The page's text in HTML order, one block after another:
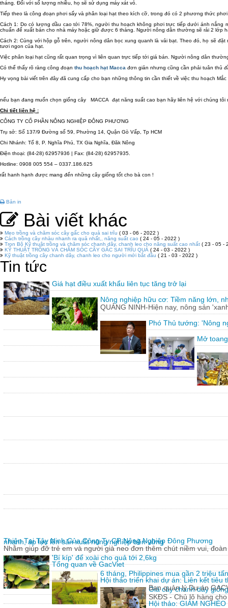
tháng. Đối với số lượng nhiều, họ sẽ sử dụng máy xát vỏ.
Tiếp theo là công đoạn phơi sấy và phân loại hạt theo kích cỡ, trong đó có 2 phương thức phơi
Cách 1: Do có lượng dầu cao tới 78%, người thu hoạch không phơi trực tiếp dưới ánh nắng
chuẩn để xuất bán cho nhà máy hoặc giữ được 6 tháng. Người nông dân thường sẽ rải 2
Cách 2: Cùng với hộp gỗ trên, người nông dân bọc xung quanh là vải bạt. Theo đó, họ sẽ
tươi ngon của hạt.
Việc phân loại hạt cũng rất quan trọng vì liên quan trực tiếp tới giá bán. Người nông dân
Có thể thấy rõ ràng công đoạn thu hoạch hạt Macca đơn giản nhưng cũng cần phải tuân thủ
Hy vọng bài viết trên đây đã cung cấp cho bạn những thông tin cần thiết về việc thu hoạch Mắc
nếu bạn đang muốn chọn giống cây MACCA đạt năng suất cao bạn hãy liên hệ với chúng tôi
Chi tiết liên hệ :
CÔNG TY CỔ PHẦN NÔNG NGHIỆP ĐÔNG PHƯƠNG
Trụ sở: Số 137/9 Đường số 59, Phường 14, Quận Gò Vấp, Tp HCM
Chi Nhánh: Tổ 8, P. Nghĩa Phú, TX Gia Nghĩa, Đăk Nông
Điện thoại: (84-28) 62957936 | Fax: (84-28) 62957935.
Hotline: 0908 005 554 – 0337.186.625
rất hanh hạnh được mang đến những cây giống tốt cho bà con !
Bản in
Bài viết khác
Mẹo trồng và chăm sóc cây gấc cho quả sai trĩu ( 03 - 06 - 2022 )
Cách trồng cây nhàu nhanh ra quả nhất,, năng suất cao ( 24 - 05 - 2022 )
Trọn Bộ Kỹ thuật trồng và chăm sóc chanh dây, chanh leo cho năng suất cao nhất ( 23 - 05 -
KỸ THUẬT TRỒNG VÀ CHĂM SÓC CÂY GẤC SAI TRĨU QUẢ ( 24 - 03 - 2022 )
Kỹ thuật trồng cây chanh dây, chanh leo cho người mới bắt đầu ( 21 - 03 - 2022 )
Tin tức
Giá hạt điều xuất khẩu liên tục tăng trở lại
Nông nghiệp hữu cơ: Tiềm năng lớn,
QUẢNG NINH-Hiện nay, nông sản
Phó Thủ tướng: 'Nông
Mở
nhanh, áp lực lên sản xuất nông nghiệp bền vững
'Bí kíp' để xoài cho quả tới 2,6kg
6 tháng, Philippines mua gần 2 triệu
Giả cây chanh dây
SKĐS - Chủ lô hàng
Thiện Tại Tây Ninh Của Công Ty CP Nông Nghiệp Đông Phương
Nhằm giúp đỡ trẻ em và người già neo đơn thêm chút niềm vui,
Tổng quan về GacViet
Hội thảo triển khai dự án: Liên kết tiêu
Ban quản lý Dự án
Hội thảo: GIẢM